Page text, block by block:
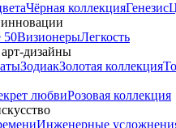
Чёрная коллекцияГенезис
50ВизионерыЛегкость
дизайны
ЗодиакЗолотая коллекция
любвиРозовая коллекция
Инженерные